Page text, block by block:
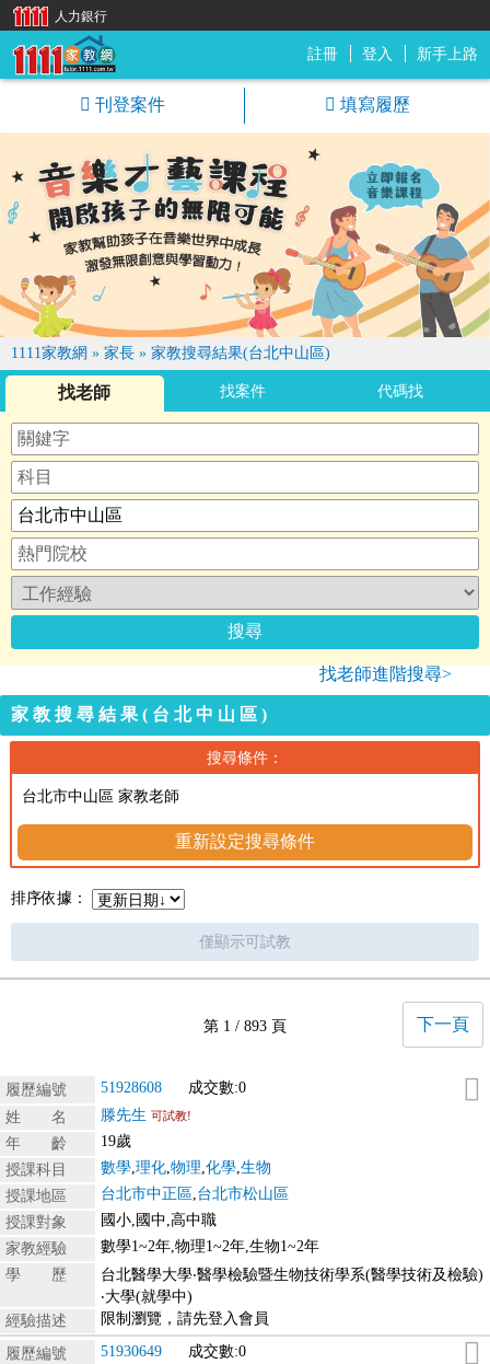
註冊 登入 新手上路
刊登案件 填寫履歷
1111家教網 » 家長 » 家教搜尋結果(台北中山區)
找老師 找案件 代碼找
找老師進階搜尋>
家教搜尋結果(台北中山區)
搜尋條件：
台北市中山區 家教老師
重新設定搜尋條件
排序依據：
僅顯示可試教
第 1 / 893 頁 下一頁
履歷編號 51928608
成交數:0
姓 名
滕先生 可試教!
年 齡
19歲
授課科目
數學,理化,物理,化學,生物
授課地區
台北市中正區,台北市松山區
授課對象
國小,國中,高中職
家教經驗
數學1~2年,物理1~2年,生物1~2年
學 歷
台北醫學大學‧醫學檢驗暨生物技術學系(醫學技術及檢驗)
‧大學(就學中)
經驗描述
限制瀏覽，請先登入會員
履歷編號 51930649
成交數:0
人力銀行